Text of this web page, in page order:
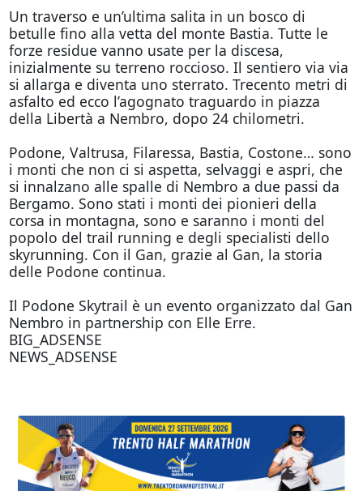
Un traverso e un’ultima salita in un bosco di
betulle fino alla vetta del monte Bastia. Tutte le
forze residue vanno usate per la discesa,
inizialmente su terreno roccioso. Il sentiero via via
si allarga e diventa uno sterrato. Trecento metri di
asfalto ed ecco l’agognato traguardo in piazza
della Libertà a Nembro, dopo 24 chilometri.
Podone, Valtrusa, Filaressa, Bastia, Costone… sono
i monti che non ci si aspetta, selvaggi e aspri, che
si innalzano alle spalle di Nembro a due passi da
Bergamo. Sono stati i monti dei pionieri della
corsa in montagna, sono e saranno i monti del
popolo del trail running e degli specialisti dello
skyrunning. Con il Gan, grazie al Gan, la storia
delle Podone continua.
Il Podone Skytrail è un evento organizzato dal Gan
Nembro in partnership con Elle Erre.
BIG_ADSENSE
NEWS_ADSENSE